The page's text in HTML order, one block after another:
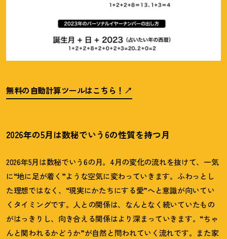
無料の自動計算ツールはこちら ！
2026年の5月は数秘でいう6の性質を持つ月
2026年5月は数秘でいう6の月。 4月の変化の流れを抜けて、一気
に“地に足が着く ”ような空気に変わっていきます。ふわっとし
た理想ではなく、 “現実にかたちにする愛”へと意識が向いてい
くタイミングです。人との関係は、なんとなく続いていたもの
がはっきりし、向き合える関係はより深まっていきます。“ちゃ
んと関われるかどうか”が自然と問われていく流れです。また家